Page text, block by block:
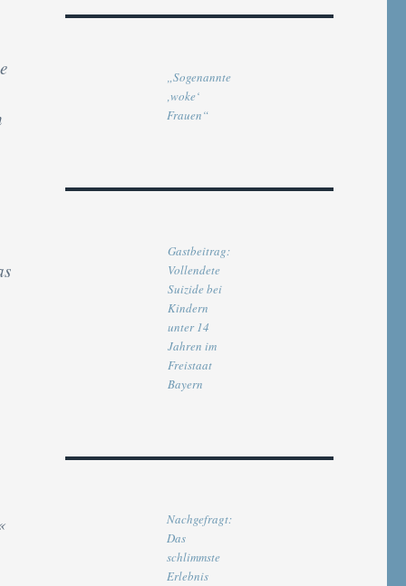
„Sogenannte
‚woke‘
Frauen“
Gastbeitrag:
Vollendete
Suizide bei
Kindern
unter 14
Jahren im
Freistaat
Bayern
Nachgefragt:
Das
schlimmste
Erlebnis